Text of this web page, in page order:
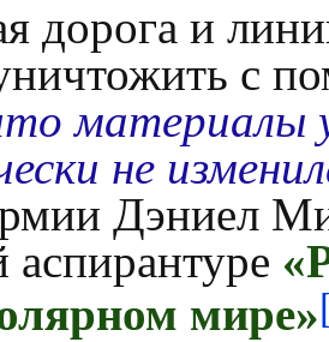
дорога и
с
материалы
не
Дэниел
аспирантуре
мире»